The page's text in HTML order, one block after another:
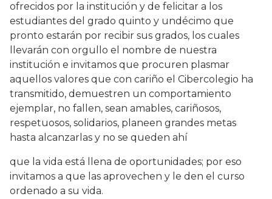
ofrecidos por la institución y de felicitar a los
estudiantes del grado quinto y undécimo que
pronto estarán por recibir sus grados, los cuales
llevarán con orgullo el nombre de nuestra
institución e invitamos que procuren plasmar
aquellos valores que con cariño el Cibercolegio ha
transmitido, demuestren un comportamiento
ejemplar, no fallen, sean amables, cariñosos,
respetuosos, solidarios, planeen grandes metas
hasta alcanzarlas y no se queden ahí
que la vida está llena de oportunidades; por eso
invitamos a que las aprovechen y le den el curso
ordenado a su vida.